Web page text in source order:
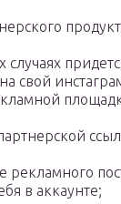
случаях
свой
рекламного
в аккаунте;